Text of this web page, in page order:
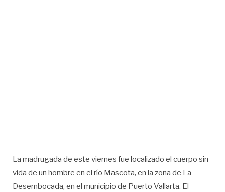
La madrugada de este viernes fue localizado el cuerpo sin
vida de un hombre en el río Mascota, en la zona de La
Desembocada, en el municipio de Puerto Vallarta. El